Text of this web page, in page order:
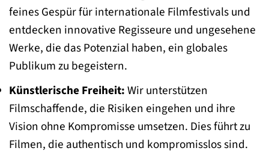
feines Gespür für internationale Filmfestivals und
entdecken innovative Regisseure und ungesehene
Werke, die das Potenzial haben, ein globales
Publikum zu begeistern.
Künstlerische Freiheit:Wir unterstützen
Filmschaffende, die Risiken eingehen und ihre
Vision ohne Kompromisse umsetzen. Dies führt zu
Filmen, die authentisch und kompromisslos sind.